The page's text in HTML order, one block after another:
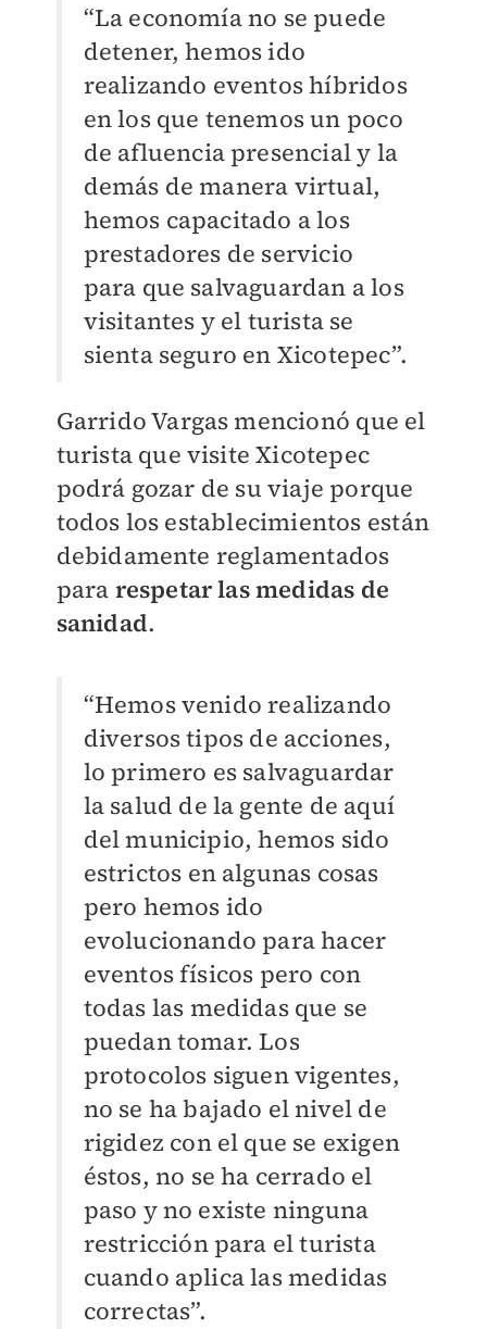
“La economía no se puede
detener, hemos ido
realizando eventos híbridos
en los que tenemos un poco
de afluencia presencial y la
demás de manera virtual,
hemos capacitado a los
prestadores de servicio
para que salvaguardan a los
visitantes y el turista se
sienta seguro en Xicotepec”.
Garrido Vargas mencionó que el
turista que visite Xicotepec
podrá gozar de su viaje porque
todos los establecimientos están
debidamente reglamentados
para respetar las medidas de
sanidad.
“Hemos venido realizando
diversos tipos de acciones,
lo primero es salvaguardar
la salud de la gente de aquí
del municipio, hemos sido
estrictos en algunas cosas
pero hemos ido
evolucionando para hacer
eventos físicos pero con
todas las medidas que se
puedan tomar. Los
protocolos siguen vigentes,
no se ha bajado el nivel de
rigidez con el que se exigen
éstos, no se ha cerrado el
paso y no existe ninguna
restricción para el turista
cuando aplica las medidas
correctas”.